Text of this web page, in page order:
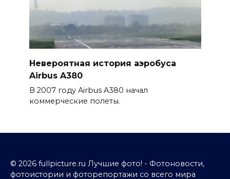
Невероятная история аэробуса
Airbus A380
В 2007 году Airbus A380 начал
коммерческие полеты.
© 2026 fullpicture.ru Лучшие фото! - Фотоновости,
фотоистории и фоторепортажи со всего мира